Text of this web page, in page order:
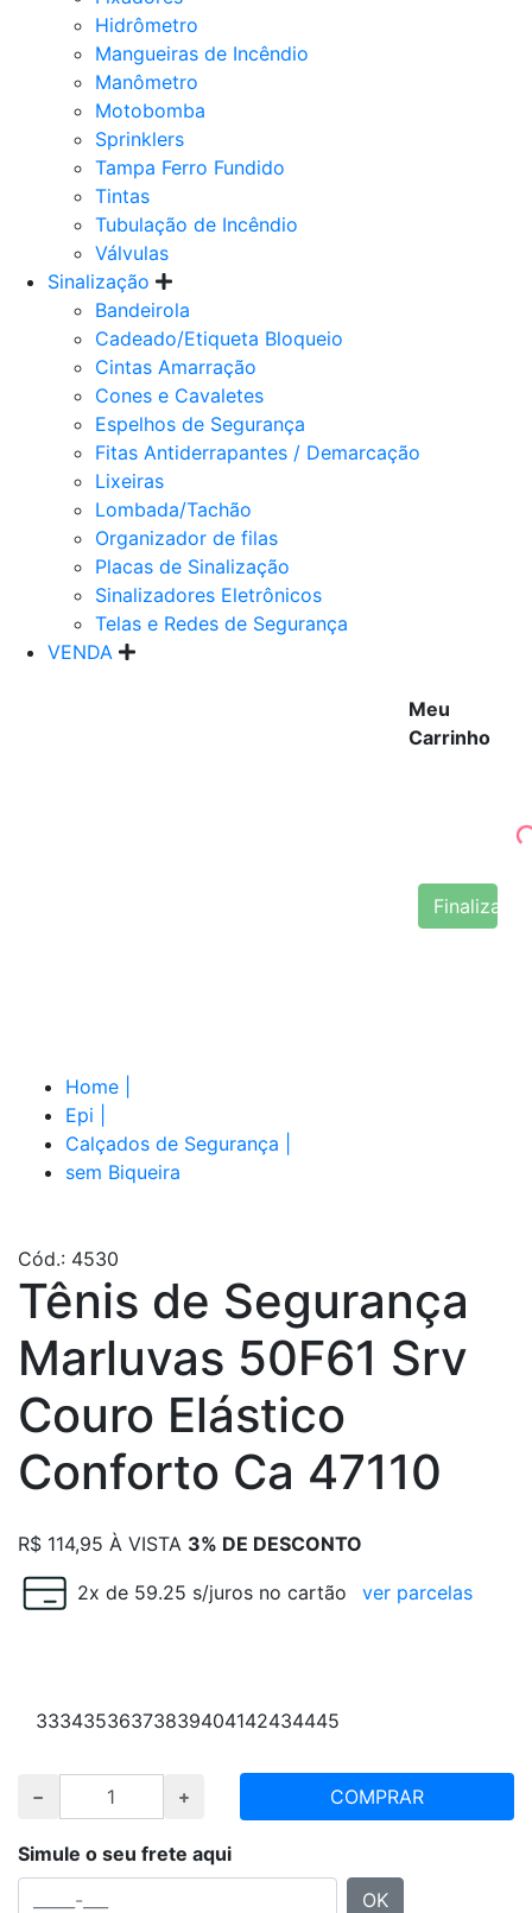
Hidrômetro
Mangueiras de Incêndio
Manômetro
Motobomba
Sprinklers
Tampa Ferro Fundido
Tintas
Tubulação de Incêndio
Válvulas
Sinalização
Bandeirola
Cadeado/Etiqueta Bloqueio
Cintas Amarração
Cones e Cavaletes
Espelhos de Segurança
Fitas Antiderrapantes / Demarcação
Lixeiras
Lombada/Tachão
Organizador de filas
Placas de Sinalização
Sinalizadores Eletrônicos
Telas e Redes de Segurança
VENDA
Meu
Carrinho
Finalizar
Home
Epi
Calçados de Segurança
sem Biqueira
Cód.: 4530
Tênis de Segurança
Marluvas 50F61 Srv
Couro Elástico
Conforto Ca 47110
R$ 114,95 À VISTA 3% DE DESCONTO
2x de 59.25 s/juros no cartão ver parcelas
33343536373839404142434445
COMPRAR
Simule o seu frete aqui
OK